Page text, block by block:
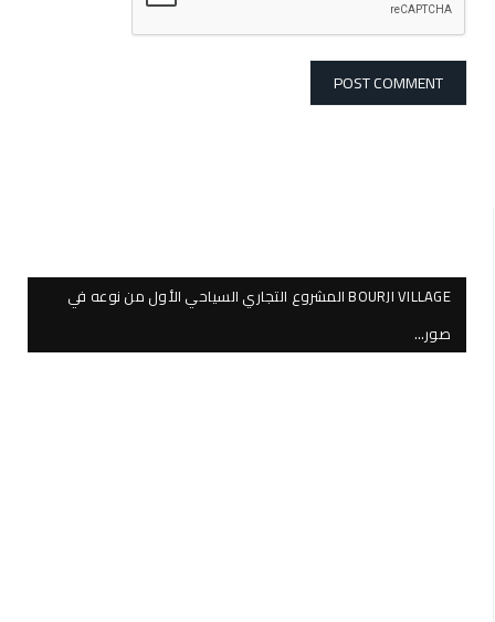
BOURJI VILLAGE المشروع التجاري السياحي الأول من نوعه في
صور…